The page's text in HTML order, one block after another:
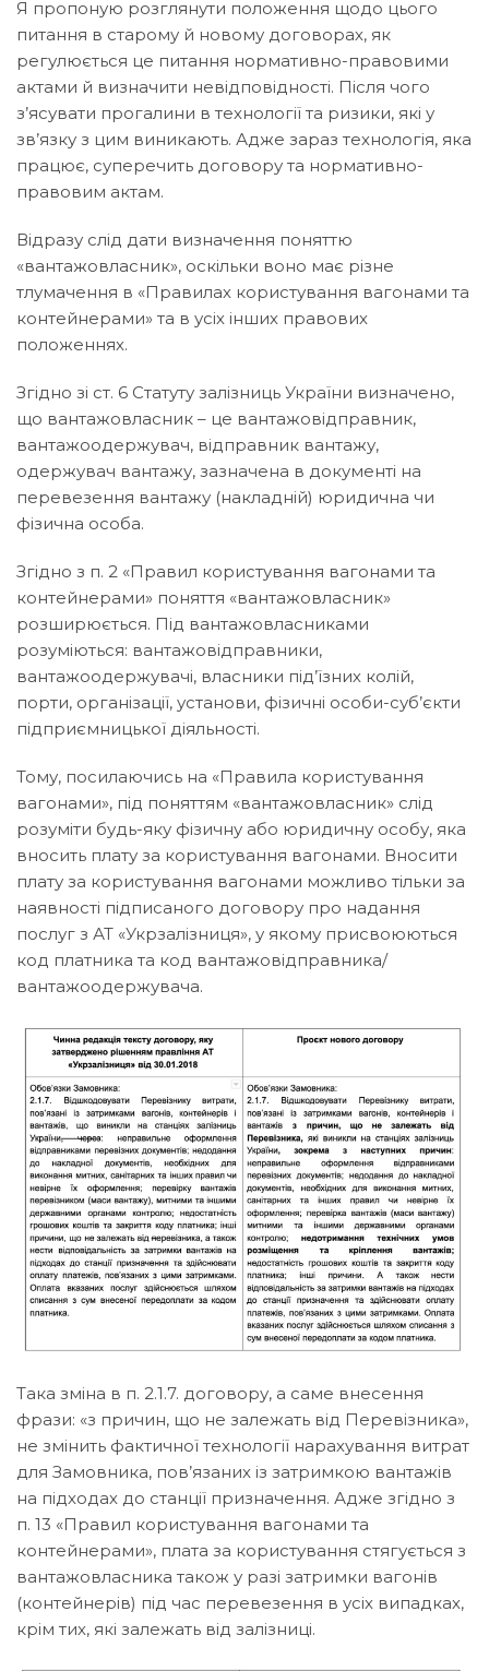
Я пропоную розглянути положення щодо цього
питання в старому й новому договорах, як
регулюється це питання нормативно-правовими
актами й визначити невідповідності. Після чого
з’ясувати прогалини в технології та ризики, які у
зв’язку з цим виникають. Адже зараз технологія, яка
працює, суперечить договору та нормативно-
правовим актам.
Відразу слід дати визначення поняттю
«вантажовласник», оскільки воно має різне
тлумачення в «Правилах користування вагонами та
контейнерами» та в усіх інших правових
положеннях.
Згідно зі ст. 6 Статуту залізниць України визначено,
що вантажовласник – це вантажовідправник,
вантажоодержувач, відправник вантажу,
одержувач вантажу, зазначена в документі на
перевезення вантажу (накладній) юридична чи
фізична особа.
Згідно з п. 2 «Правил користування вагонами та
контейнерами» поняття «вантажовласник»
розширюється. Під вантажовласниками
розуміються: вантажовідправники,
вантажоодержувачі, власники під’їзних колій,
порти, організації, установи, фізичні особи-суб’єкти
підприємницької діяльності.
Тому, посилаючись на «Правила користування
вагонами», під поняттям «вантажовласник» слід
розуміти будь-яку фізичну або юридичну особу, яка
вносить плату за користування вагонами. Вносити
плату за користування вагонами можливо тільки за
наявності підписаного договору про надання
послуг з АТ «Укрзалізниця», у якому присвоюються
код платника та код вантажовідправника/
вантажоодержувача.
Така зміна в п. 2.1.7. договору, а саме внесення
фрази: «з причин, що не залежать від Перевізника»,
не змінить фактичної технології нарахування витрат
для Замовника, пов’язаних із затримкою вантажів
на підходах до станції призначення. Адже згідно з
п. 13 «Правил користування вагонами та
контейнерами», плата за користування стягується з
вантажовласника також у разі затримки вагонів
(контейнерів) під час перевезення в усіх випадках,
крім тих, які залежать від залізниці.